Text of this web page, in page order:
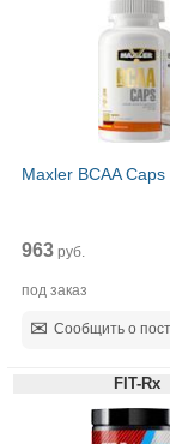
Maxler BCAA Caps
963руб.
под заказ
Сообщить о
FIT-Rx